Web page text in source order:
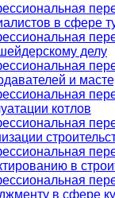
в сфере
делу
и
котлов
в
в сфере